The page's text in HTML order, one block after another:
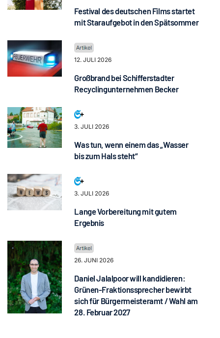
Festival des deutschen Films startet
mit Staraufgebot in den Spätsommer
12. JULI 2026
Großbrand bei Schifferstadter
Recyclingunternehmen Becker
3. JULI 2026
Was tun, wenn einem das „Wasser
bis zum Hals steht“
3. JULI 2026
Lange Vorbereitung mit gutem
Ergebnis
26. JUNI 2026
Daniel Jalalpoor will kandidieren:
Grünen-Fraktionssprecher bewirbt
sich für Bürgermeisteramt / Wahl am
28. Februar 2027